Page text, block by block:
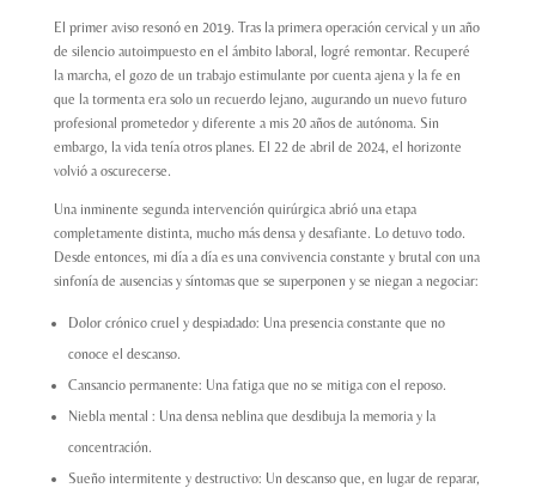
El primer aviso resonó en 2019. Tras la primera operación cervical y un año
de silencio autoimpuesto en el ámbito laboral, logré remontar. Recuperé
la marcha, el gozo de un trabajo estimulante por cuenta ajena y la fe en
que la tormenta era solo un recuerdo lejano, augurando un nuevo futuro
profesional prometedor y diferente a mis 20 años de autónoma. Sin
embargo, la vida tenía otros planes. El 22 de abril de 2024, el horizonte
volvió a oscurecerse.
Una inminente segunda intervención quirúrgica abrió una etapa
completamente distinta, mucho más densa y desafiante. Lo detuvo todo.
Desde entonces, mi día a día es una convivencia constante y brutal con una
sinfonía de ausencias y síntomas que se superponen y se niegan a negociar:
Dolor crónico cruel y despiadado: Una presencia constante que no
conoce el descanso.
Cansancio permanente: Una fatiga que no se mitiga con el reposo.
Niebla mental : Una densa neblina que desdibuja la memoria y la
concentración.
Sueño intermitente y destructivo: Un descanso que, en lugar de reparar,